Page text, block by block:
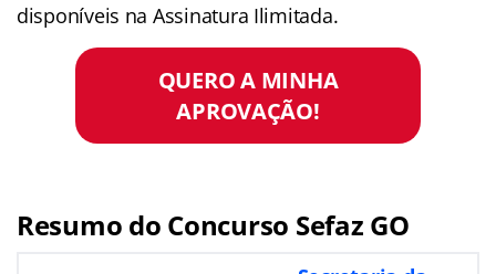
disponíveis na Assinatura Ilimitada.
QUERO A MINHA
APROVAÇÃO!
Resumo do Concurso Sefaz GO